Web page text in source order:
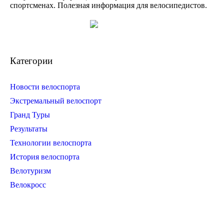
спортсменах. Полезная информация для велосипедистов.
Категории
Новости велоспорта
Экстремальный велоспорт
Гранд Туры
Результаты
Технологии велоспорта
История велоспорта
Велотуризм
Велокросс